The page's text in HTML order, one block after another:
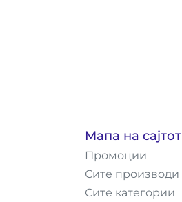
Мапа на сајтот
Промоции
Сите производи
Сите категории